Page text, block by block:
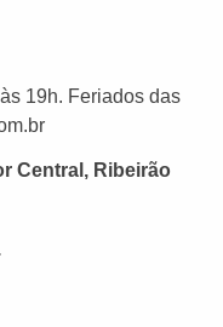
19h. Feriados das
Central, Ribeirão